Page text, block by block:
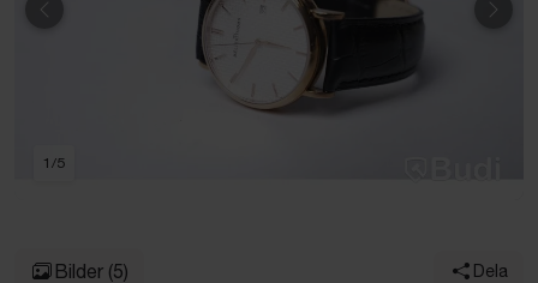
Föregående
1 /5
Bilder (5) Dela